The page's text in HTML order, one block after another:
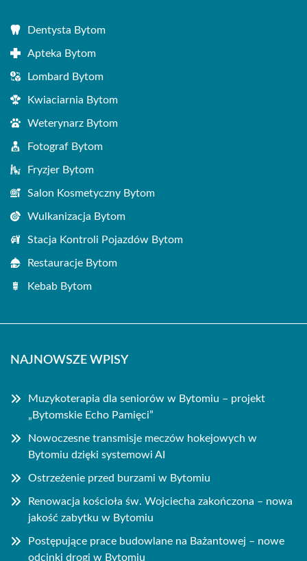
Dentysta Bytom
Apteka Bytom
Lombard Bytom
Kwiaciarnia Bytom
Weterynarz Bytom
Fotograf Bytom
Fryzjer Bytom
Salon Kosmetyczny Bytom
Wulkanizacja Bytom
Stacja Kontroli Pojazdów Bytom
Restauracje Bytom
Kebab Bytom
NAJNOWSZE WPISY
Muzykoterapia dla seniorów w Bytomiu – projekt
„Bytomskie Echo Pamięci”
Nowoczesne transmisje meczów hokejowych w
Bytomiu dzięki systemowi AI
Ostrzeżenie przed burzami w Bytomiu
Renowacja kościoła św. Wojciecha zakończona – nowa
jakość zabytku w Bytomiu
Postępujące prace budowlane na Bażantowej – nowe
odcinki drogi w Bytomiu